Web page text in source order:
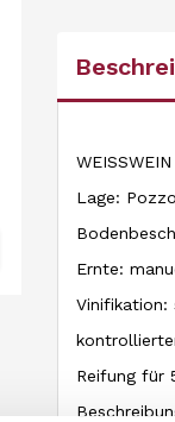
WEISSWEIN
Lage:
Ernte:
Vinifikation:
Reifung für